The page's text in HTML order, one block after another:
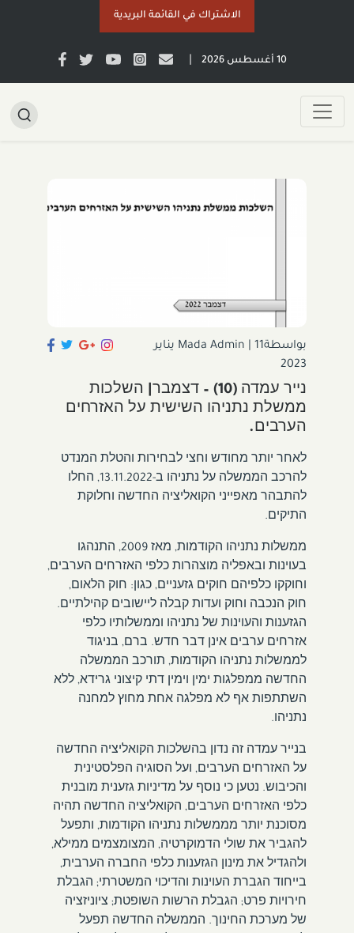
الاشتراك في القائمة البريدية
10 أغسطس 2026
بواسطةMada Admin
11 يناير
2023
נייר עמדה (10) – דצמבר| השלכות
ממשלת נתניהו השישית על האזרחים
הערבים.
לאחר יותר מחודש וחצי לבחירות והטלת המנדט
להרכב הממשלה על נתניהו ב-13.11.2022, החלו
להתבהר מאפייני הקואליציה החדשה וחלוקת
התיקים.
ממשלות נתניהו הקודמות, מאז 2009, התנהגו
בעוינות ובאפליה מוצהרות כלפי האזרחים הערבים,
וחוקקו כלפיהם חוקים גזעניים, כגון: חוק הלאום,
חוק הנכבה וחוק ועדות קבלה ליישובים קהילתיים.
הגזענות והעוינות של נתניהו וממשלותיו כלפי
אזרחים ערבים אינן דבר חדש. ברם, בניגוד
לממשלות נתניהו הקודמות, תורכב הממשלה
החדשה ממפלגות ימין וימין דתי קיצוני גרידא, ללא
השתתפות אף לא מפלגה אחת מחוץ למחנה
נתניהו.
בנייר עמדה זה נדון בהשלכות הקואליציה החדשה
על האזרחים הערבים, ועל הסוגיה הפלסטינית
והכיבוש. נטען כי נוסף על מדיניות גזענית מובנית
כלפי האזרחים הערבים, הקואליציה החדשה תהיה
מסוכנת יותר מממשלות נתניהו הקודמות, ותפעל
להגביר את שולי הדמוקרטיה, המצומצמים ממילא,
ולהגדיל את מינון הגזענות כלפי החברה הערבית,
בייחוד הגברת העוינות והדיכוי המשטרתי; הגבלת
חירויות פרט; הגבלת הרשות השופטת; ציוניזציה
של מערכת החינוך. הממשלה החדשה תפעל